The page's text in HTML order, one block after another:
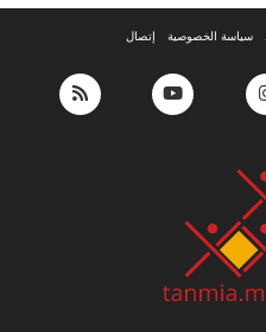
سياسة الخصوصية إتصال